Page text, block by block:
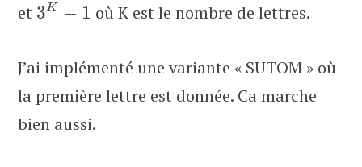
et 3K − 1 où K est le nombre de lettres.
J’ai implémenté une variante « SUTOM » où
la première lettre est donnée. Ca marche
bien aussi.